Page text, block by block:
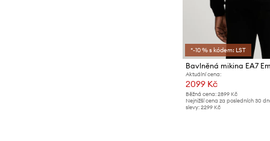
*-10 % s kódem: LST
Bavlněná mikina EA7
Aktuální cena:
2099 Kč
Běžná cena: 2899 Kč
Nejnižší cena za posledních 30
slevy: 2299 Kč